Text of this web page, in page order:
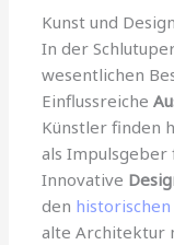
Kunst und Design
In der
wesentlichen
Einflussreiche
Künstler finden
als
Innovative
den historischen
alte Architektur